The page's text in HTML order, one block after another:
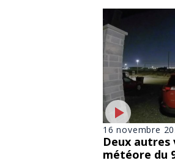
16 novembre
Deux autres
météore du